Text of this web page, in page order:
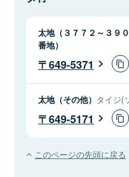
太地（３７７２～３９
番地）
649-5371
太地（その他） タイジ(
649-5171
このページの先頭に戻る